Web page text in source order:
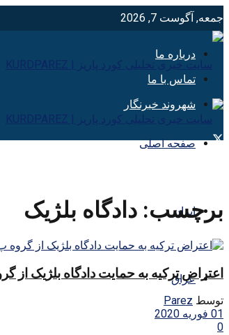
جمعه, آگوست 7, 2026
درباره ما
تماس با ما
شهروند خبرنگار
صفحه اصلی
ایران
عراق
برچسب: دادگاه بلژیک
اعتراض ترکیه به حمایت دادگاه بلژیک
توسط Parez
01 فوریه 2020
0